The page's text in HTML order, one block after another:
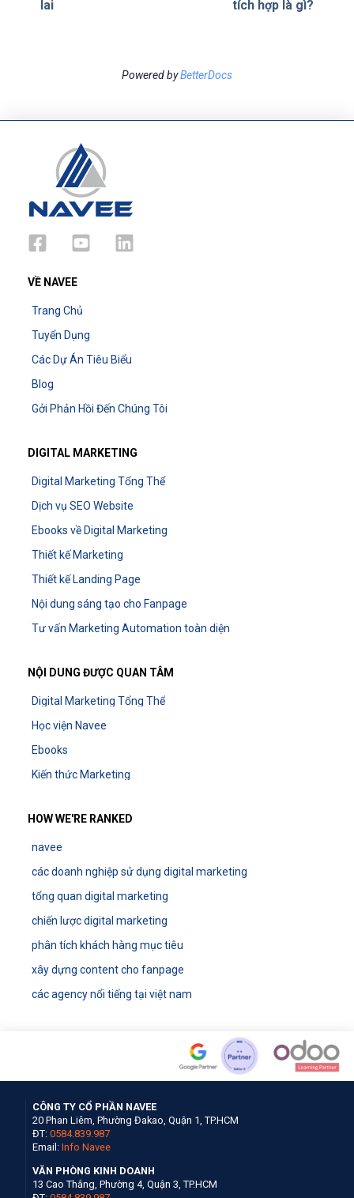
lai
tích hợp là gì?
Powered byBetterDocs
VỀ NAVEE
Trang Chủ
Tuyển Dụng
Các Dự Án Tiêu Biểu
Blog
Gởi Phản Hồi Đến Chúng Tôi
DIGITAL MARKETING
Digital Marketing Tổng Thể
Dịch vụ SEO Website
Ebooks về Digital Marketing
Thiết kế Marketing
Thiết kế Landing Page
Nội dung sáng tạo cho Fanpage
Tư vấn Marketing Automation toàn diện
NỘI DUNG ĐƯỢC QUAN TÂM
Digital Marketing Tổng Thể
Học viện Navee
Ebooks
Kiến thức Marketing
HOW WE'RE RANKED
navee
các doanh nghiệp sử dụng digital marketing
tổng quan digital marketing
chiến lược digital marketing
phân tích khách hàng mục tiêu
xây dựng content cho fanpage
các agency nổi tiếng tại việt nam
CÔNG TY CỔ PHẦN NAVEE
20 Phan Liêm, Phường Đakao, Quận 1, TP.HCM
ĐT: 0584.839.987
Email: Info Navee
VĂN PHÒNG KINH DOANH
13 Cao Thắng, Phường 4, Quận 3, TP.HCM